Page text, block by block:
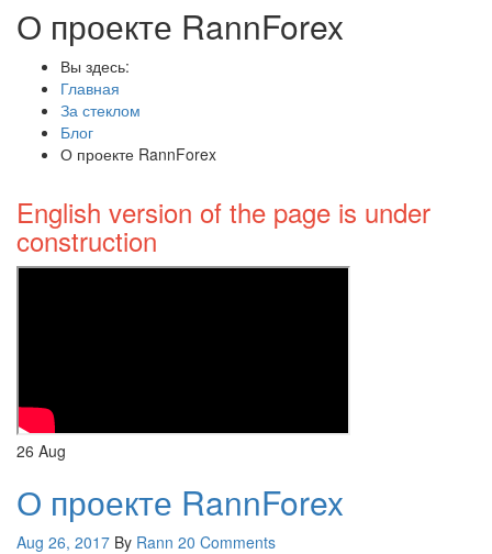
О проекте RannForex
Вы здесь:
Главная
За стеклом
Блог
О проекте RannForex
English version of the page is under
construction
26 Aug
О проекте RannForex
Aug 26, 2017 By Rann 20 Comments